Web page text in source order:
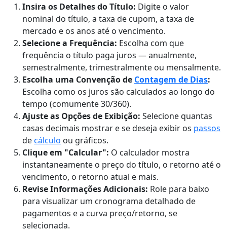
Insira os Detalhes do Título: Digite o valor
nominal do título, a taxa de cupom, a taxa de
mercado e os anos até o vencimento.
Selecione a Frequência: Escolha com que
frequência o título paga juros — anualmente,
semestralmente, trimestralmente ou mensalmente.
Escolha uma Convenção de Contagem de Dias:
Escolha como os juros são calculados ao longo do
tempo (comumente 30/360).
Ajuste as Opções de Exibição: Selecione quantas
casas decimais mostrar e se deseja exibir os passos
decálculo ou gráficos.
Clique em "Calcular": O calculador mostra
instantaneamente o preço do título, o retorno até o
vencimento, o retorno atual e mais.
Revise Informações Adicionais: Role para baixo
para visualizar um cronograma detalhado de
pagamentos e a curva preço/retorno, se
selecionada.